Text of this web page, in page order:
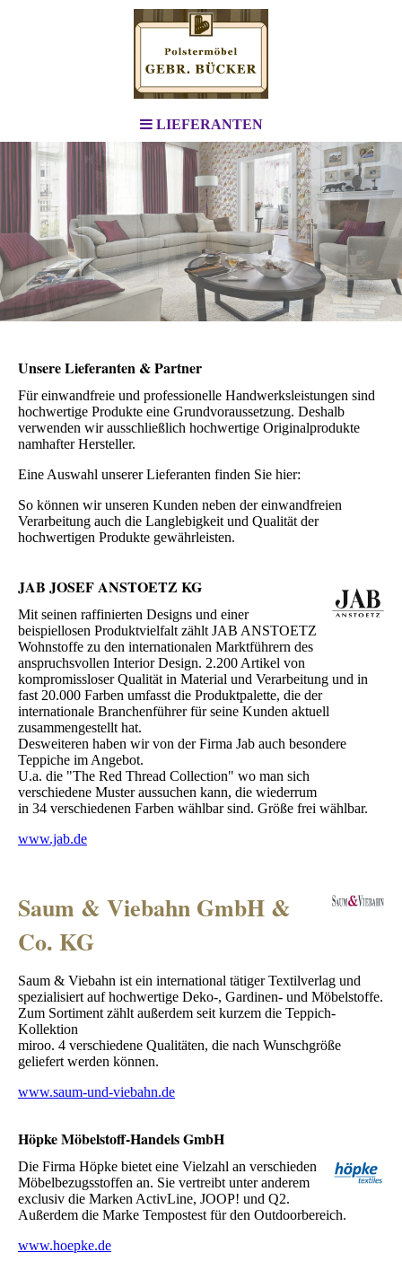
LIEFERANTEN
Unsere Lieferanten & Partner
Für einwandfreie und professionelle Handwerksleistungen sind
hochwertige Produkte eine Grundvoraussetzung. Deshalb
verwenden wir ausschließlich hochwertige Originalprodukte
namhafter Hersteller.
Eine Auswahl unserer Lieferanten finden Sie hier:
So können wir unseren Kunden neben der einwandfreien
Verarbeitung auch die Langlebigkeit und Qualität der
hochwertigen Produkte gewährleisten.
JAB JOSEF ANSTOETZ KG
Mit seinen raffinierten Designs und einer
beispiellosen Produktvielfalt zählt JAB ANSTOETZ
Wohnstoffe zu den internationalen Marktführern des
anspruchsvollen Interior Design. 2.200 Artikel von
kompromissloser Qualität in Material und Verarbeitung und in
fast 20.000 Farben umfasst die Produktpalette, die der
internationale Branchenführer für seine Kunden aktuell
zusammengestellt hat.
Desweiteren haben wir von der Firma Jab auch besondere
Teppiche im Angebot.
U.a. die "The Red Thread Collection" wo man sich
verschiedene Muster aussuchen kann, die wiederrum
in 34 verschiedenen Farben wählbar sind. Größe frei wählbar.
www.jab.de
Saum & Viebahn GmbH &
Co. KG
Saum & Viebahn ist ein international tätiger Textilverlag und
spezialisiert auf hochwertige Deko-, Gardinen- und Möbelstoffe.
Zum Sortiment zählt außerdem seit kurzem die Teppich-
Kollektion
miroo. 4 verschiedene Qualitäten, die nach Wunschgröße
geliefert werden können.
www.saum-und-viebahn.de
Höpke Möbelstoff-Handels GmbH
Die Firma Höpke bietet eine Vielzahl an verschieden
Möbelbezugsstoffen an. Sie vertreibt unter anderem
exclusiv die Marken ActivLine, JOOP! und Q2.
Außerdem die Marke Tempostest für den Outdoorbereich.
www.hoepke.de